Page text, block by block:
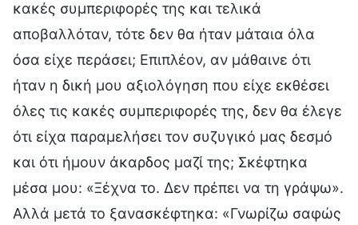
κακές συμπεριφορές της και τελικά
αποβαλλόταν, τότε δεν θα ήταν μάταια όλα
όσα είχε περάσει; Επιπλέον, αν μάθαινε ότι
ήταν η δική μου αξιολόγηση που είχε εκθέσει
όλες τις κακές συμπεριφορές της, δεν θα έλεγε
ότι είχα παραμελήσει τον συζυγικό μας δεσμό
και ότι ήμουν άκαρδος μαζί της; Σκέφτηκα
μέσα μου: «Ξέχνα το. Δεν πρέπει να τη γράψω».
Αλλά μετά το ξανασκέφτηκα: «Γνωρίζω σαφώς